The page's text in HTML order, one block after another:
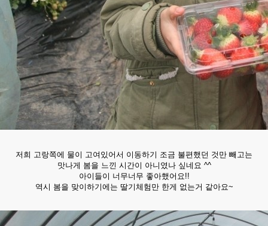
저희 고랑쪽에 물이 고여있어서 이동하기 조금 불편했던 것만 빼고는
맛나게 봄을 느낀 시간이 아니였나 싶네요 ^^
아이들이 너무너무 좋아했어요!!
역시 봄을 맞이하기에는 딸기체험만 한게 없는거 같아요~